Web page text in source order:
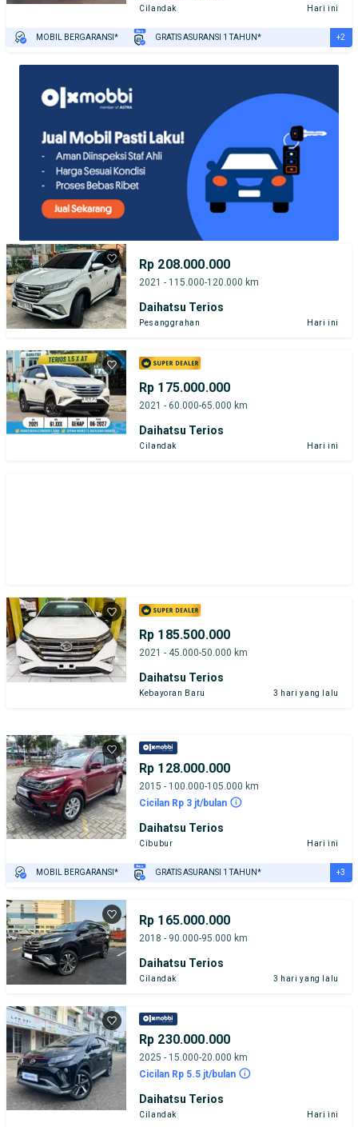
Cilandak Hari ini
MOBIL BERGARANSI* GRATIS ASURANSI 1 TAHUN* +2
Rp 208.000.000
2021 - 115.000-120.000 km
Daihatsu Terios
Pesanggrahan Hari ini
Rp 175.000.000
2021 - 60.000-65.000 km
Daihatsu Terios
Cilandak Hari ini
Rp 185.500.000
2021 - 45.000-50.000 km
Daihatsu Terios
Kebayoran Baru 3 hari yang lalu
Rp 128.000.000
2015 - 100.000-105.000 km
Cicilan Rp 3 jt/bulan
Daihatsu Terios
Cibubur Hari ini
MOBIL BERGARANSI* GRATIS ASURANSI 1 TAHUN*
PENJUAL TERVERIFIKASI
+3
Rp 165.000.000
2018 - 90.000-95.000 km
Daihatsu Terios
Cilandak 3 hari yang lalu
Rp 230.000.000
2025 - 15.000-20.000 km
Cicilan Rp 5.5 jt/bulan
Daihatsu Terios
Cilandak Hari ini